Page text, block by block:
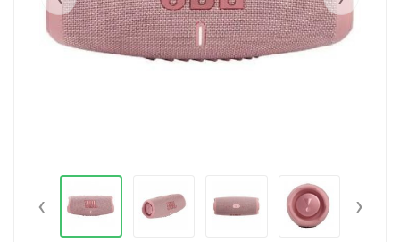
‹ ›